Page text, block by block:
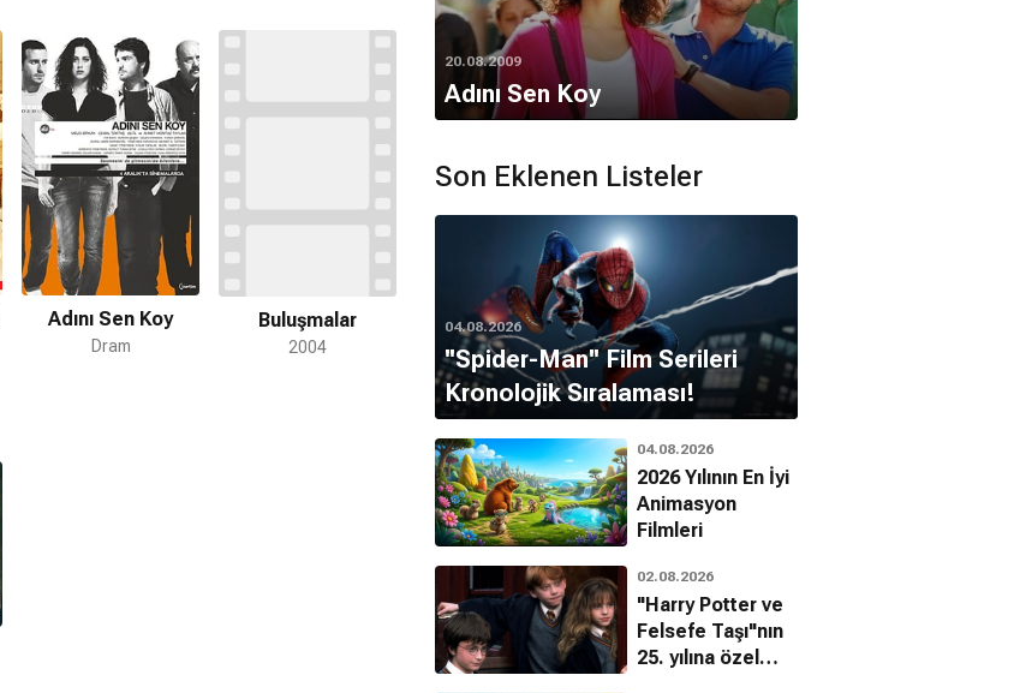
Adını Sen Koy
Dram
Buluşmalar
2004
20.08.2009
Adını Sen Koy
Son Eklenen Listeler
04.08.2026
''Spider-Man'' Film Serileri
Kronolojik Sıralaması!
04.08.2026
2026 Yılının En İyi
Animasyon
Filmleri
02.08.2026
"Harry Potter ve
Felsefe Taşı"nın
25. yılına özel